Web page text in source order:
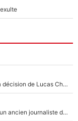
«Il a décidé de rester au PSG» : Les coulisses de la décision de Lucas Chevalier pour son transfert
Après le dérapage de Nelson Monfort sur CNews, un ancien journaliste de France Télévisions relance la polémique sur les incendies en Gironde